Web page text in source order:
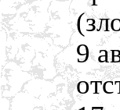
9